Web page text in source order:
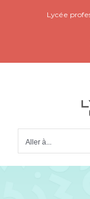
Lycée
Aller à...